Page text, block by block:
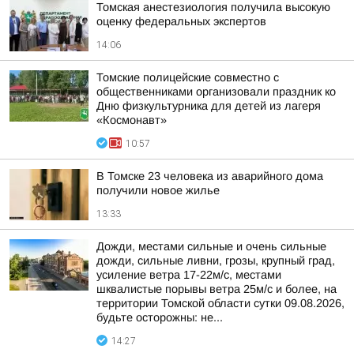
Томская анестезиология получила высокую
оценку федеральных экспертов
14:06
Томские полицейские совместно с
общественниками организовали праздник ко
Дню физкультурника для детей из лагеря
«Космонавт»
10:57
В Томске 23 человека из аварийного дома
получили новое жилье
13:33
Дожди, местами сильные и очень сильные
дожди, сильные ливни, грозы, крупный град,
усиление ветра 17-22м/с, местами
шквалистые порывы ветра 25м/с и более, на
территории Томской области сутки 09.08.2026,
будьте осторожны: не...
14:27